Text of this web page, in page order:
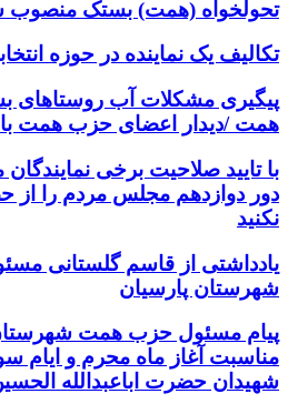
تحولخواه (همت) بستک منصوب
تکالیف یک نماینده در حوزه
پیگیری مشکلات آب روستاهای
همت /دیدار اعضای حزب همت با
با تایید صلاحیت برخی نمایندگان
دور دوازدهم مجلس مردم را از
نکنید
یادداشتی از قاسم گلستانی
شهرستان پارسیان
پیام مسئول حزب همت
مناسبت آغاز ماه محرم و ایام
شهیدان حضرت اباعبدالله